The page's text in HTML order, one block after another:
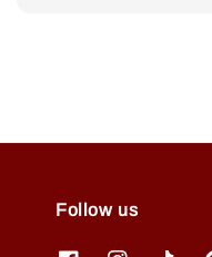
Follow us